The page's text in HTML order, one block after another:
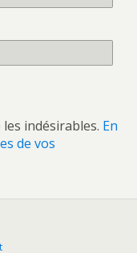
indésirables. En
de vos